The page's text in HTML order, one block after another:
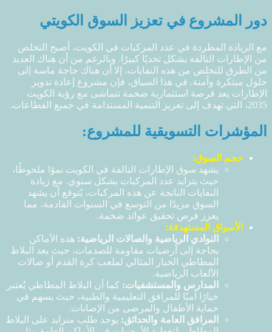
دور المشروع في تعزيز السوق الكويتي
مع الزيادة المطردة في عدد المركبات في الكويت، أصبح التخلص
من الإطارات التالفة يشكل تحديًا كبيرًا. وبالرغم من أن هناك العديد
من الطرق للتخلص من هذه النفايات، إلا أن هناك حاجة ماسة إلى
حلول مبتكرة وآمنة. في هذا السياق، فإن مشروع إعادة تدوير
الإطارات يعد فرصة استثمارية ضخمة تتماشى مع رؤية الكويت
2035، التي تهدف إلى تعزيز التنمية المستدامة في جميع القطاعات.
المؤشرات التسويقية للمشروع:
حجم السوق:
يشهد سوق الإطارات التالفة في الكويت نموًا ملحوظًا،
حيث يتزايد عدد المركبات بشكل سنوي. مع زيادة
النفايات الناتجة عن هذه المركبات، يُتوقع أن يشهد
السوق مزيدًا من التوسع في السنوات القادمة، مما
يعزز فرص تحقيق عوائد ضخمة.
الأسواق المستهدفة:
النوادي الرياضية والصالات الرياضية: هذه الأماكن
بحاجة إلى أرضيات مقاومة للصدمات، حيث يعد البلاط
المطاطي الخيار المثالي لملعب كرة القدم أو صالات
الألعاب الرياضية.
المدارس والمستشفيات: كما أن البلاط المطاطي يُعتبر
خيارًا آمنًا للمرافق التعليمية والطبية، حيث يسهم في
حماية الأطفال والمرضى من الإصابات.
المرافق العامة والحدائق: يوجد طلب متزايد على البلاط